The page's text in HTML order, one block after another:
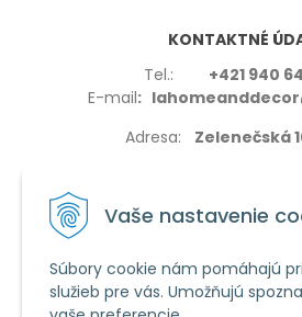
Vaše nastavenie
Súbory cookie nám pomáhajú
služieb pre vás. Umožňujú
KONTAKTNÉ
Tel.: +421 940
E-mail:
Adresa: Zelenečská
VŠETKO O